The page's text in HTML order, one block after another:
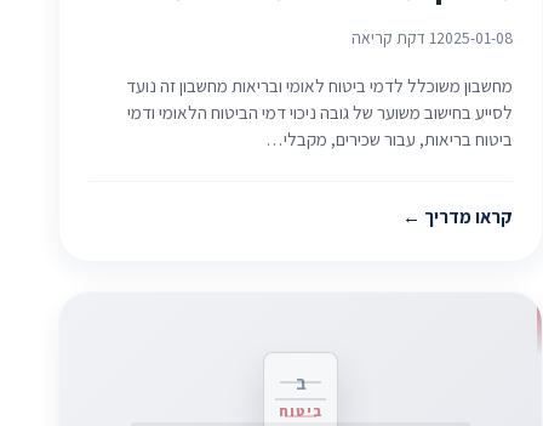
2025-01-081 דקת קריאה
מחשבון משוכלל לדמי ביטוח לאומי ובריאות מחשבון זה נועד
לסייע בחישוב משוער של גובה ניכוי דמי הביטוח הלאומי ודמי
ביטוח בריאות, עבור שכירים, מקבלי…
קראו מדריך
ב
ביטוח